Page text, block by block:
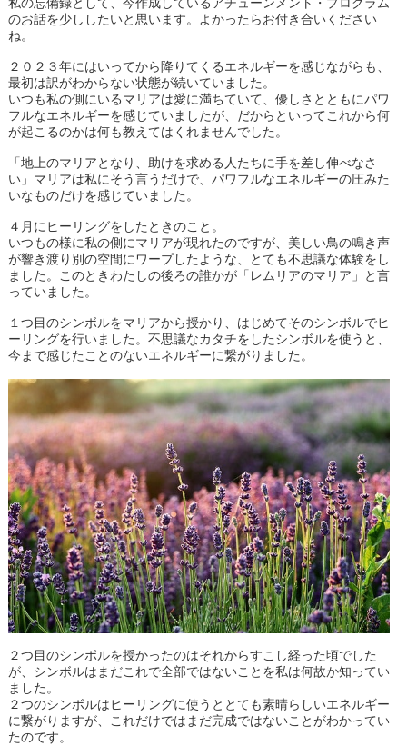
私の忘備録として、今作成しているアチューンメント・プログラム
のお話を少ししたいと思います。よかったらお付き合いください
ね。
２０２３年にはいってから降りてくるエネルギーを感じながらも、
最初は訳がわからない状態が続いていました。
いつも私の側にいるマリアは愛に満ちていて、優しさとともにパワ
フルなエネルギーを感じていましたが、だからといってこれから何
が起こるのかは何も教えてはくれませんでした。
「地上のマリアとなり、助けを求める人たちに手を差し伸べなさ
い」マリアは私にそう言うだけで、パワフルなエネルギーの圧みた
いなものだけを感じていました。
４月にヒーリングをしたときのこと。
いつもの様に私の側にマリアが現れたのですが、美しい鳥の鳴き声
が響き渡り別の空間にワープしたような、とても不思議な体験をし
ました。このときわたしの後ろの誰かが「レムリアのマリア」と言
っていました。
１つ目のシンボルをマリアから授かり、はじめてそのシンボルでヒ
ーリングを行いました。不思議なカタチをしたシンボルを使うと、
今まで感じたことのないエネルギーに繋がりました。
２つ目のシンボルを授かったのはそれからすこし経った頃でした
が、シンボルはまだこれで全部ではないことを私は何故か知ってい
ました。
２つのシンボルはヒーリングに使うととても素晴らしいエネルギー
に繋がりますが、これだけではまだ完成ではないことがわかってい
たのです。